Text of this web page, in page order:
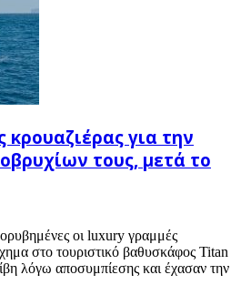
κρουαζιέρας για την
τους, μετά το
οι luxury γραμμές
στο τουριστικό βαθυσκάφος Titan
λόγω αποσυμπίεσης και έχασαν την